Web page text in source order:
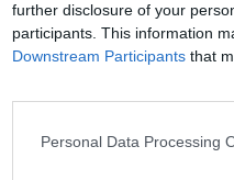
further disclosure of your
participants. This information
Downstream Participants that
Personal Data Processing